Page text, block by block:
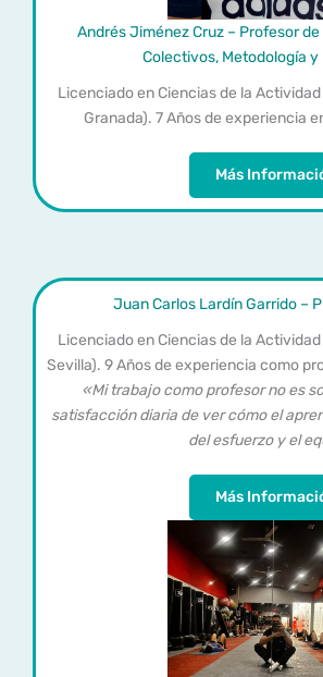
Andrés Jiménez Cruz – Profesor
Colectivos, Metodología
Licenciado en Ciencias de la
Granada). 7 Años de experiencia
Más
Juan Carlos Lardín Garrido –
Licenciado en Ciencias de la
Sevilla). 9 Años de experiencia como
«Mi trabajo como profesor no es
satisfacción diaria de ver cómo el
del esfuerzo y el
Más